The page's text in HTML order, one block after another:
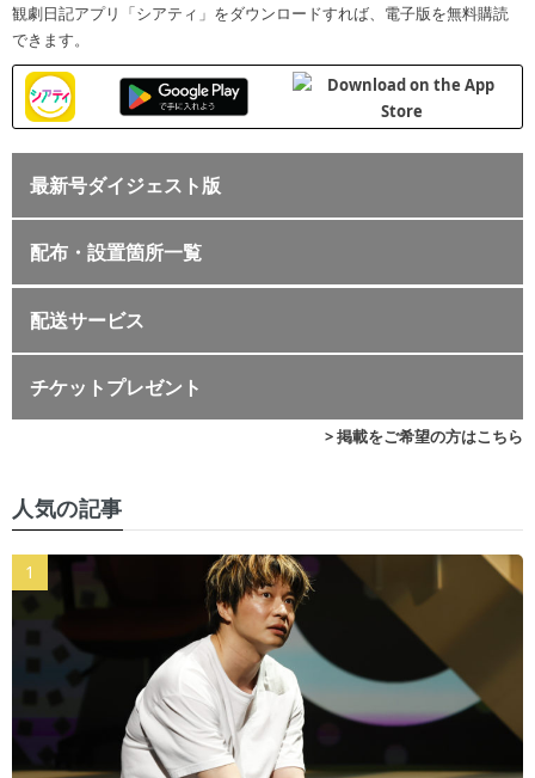
観劇日記アプリ「シアティ」をダウンロードすれば、電子版を無料購読
できます。
最新号ダイジェスト版
配布・設置箇所一覧
配送サービス
チケットプレゼント
> 掲載をご希望の方はこちら
人気の記事